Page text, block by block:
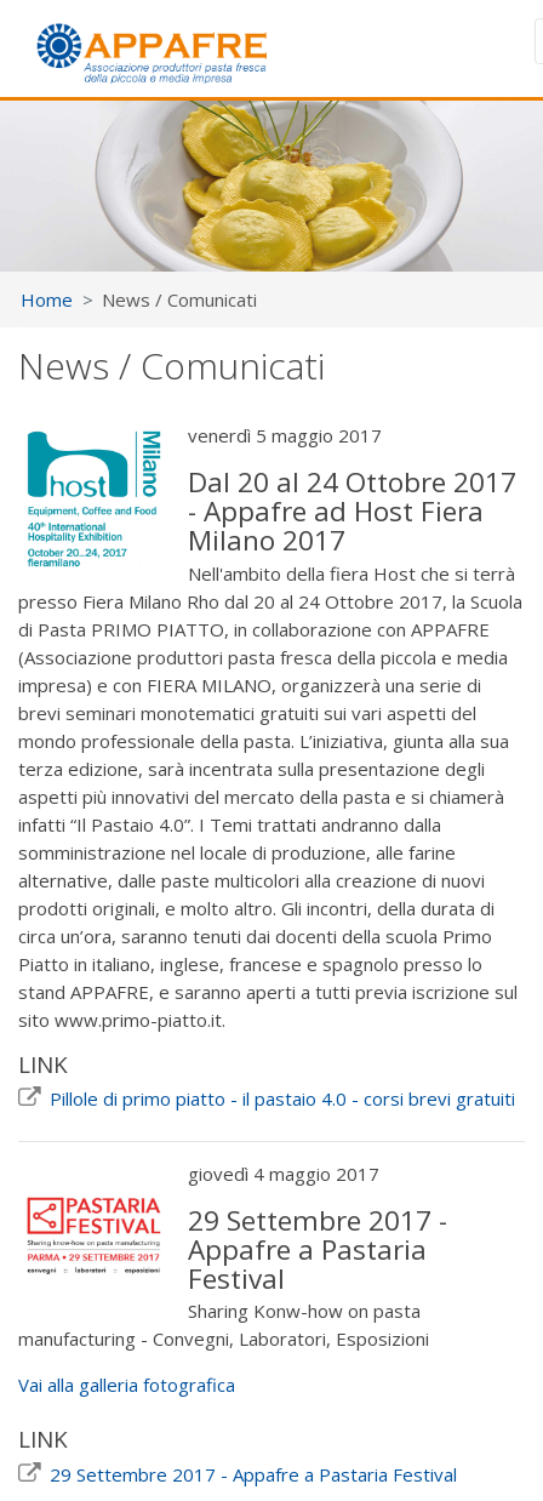
Home News / Comunicati
News / Comunicati
venerdì 5 maggio 2017
Dal 20 al 24 Ottobre 2017
- Appafre ad Host Fiera
Milano 2017
Nell'ambito della fiera Host che si terrà
presso Fiera Milano Rho dal 20 al 24 Ottobre 2017, la Scuola
di Pasta PRIMO PIATTO, in collaborazione con APPAFRE
(Associazione produttori pasta fresca della piccola e media
impresa) e con FIERA MILANO, organizzerà una serie di
brevi seminari monotematici gratuiti sui vari aspetti del
mondo professionale della pasta. L’iniziativa, giunta alla sua
terza edizione, sarà incentrata sulla presentazione degli
aspetti più innovativi del mercato della pasta e si chiamerà
infatti “Il Pastaio 4.0”. I Temi trattati andranno dalla
somministrazione nel locale di produzione, alle farine
alternative, dalle paste multicolori alla creazione di nuovi
prodotti originali, e molto altro. Gli incontri, della durata di
circa un’ora, saranno tenuti dai docenti della scuola Primo
Piatto in italiano, inglese, francese e spagnolo presso lo
stand APPAFRE, e saranno aperti a tutti previa iscrizione sul
sito www.primo-piatto.it.
LINK
Pillole di primo piatto - il pastaio 4.0 - corsi brevi gratuiti
giovedì 4 maggio 2017
29 Settembre 2017 -
Appafre a Pastaria
Festival
Sharing Konw-how on pasta
manufacturing - Convegni, Laboratori, Esposizioni
Vai alla galleria fotografica
LINK
29 Settembre 2017 - Appafre a Pastaria Festival